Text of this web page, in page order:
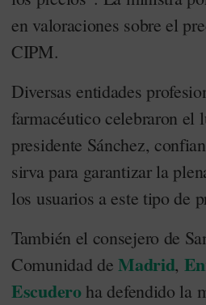
en valoraciones sobre el
CIPM.
Diversas entidades
farmacéutico celebraron el
presidente Sánchez,
sirva para garantizar la
los usuarios a este tipo de
También el consejero de
Comunidad deMadrid,
Escuderoha defendido la